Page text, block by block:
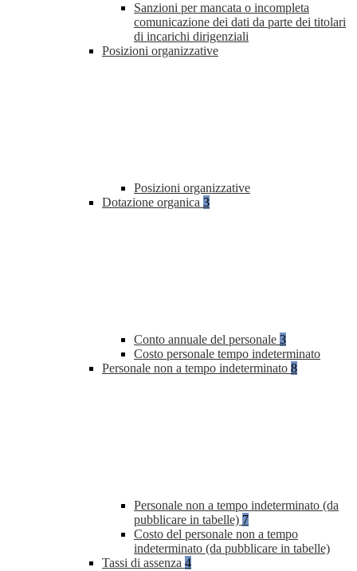
Sanzioni per mancata o incompleta
comunicazione dei dati da parte dei titolari
di incarichi dirigenziali
Posizioni organizzative
Posizioni organizzative
Dotazione organica 3
Conto annuale del personale 3
Costo personale tempo indeterminato
Personale non a tempo indeterminato 8
Personale non a tempo indeterminato (da
pubblicare in tabelle) 7
Costo del personale non a tempo
indeterminato (da pubblicare in tabelle)
Tassi di assenza 4